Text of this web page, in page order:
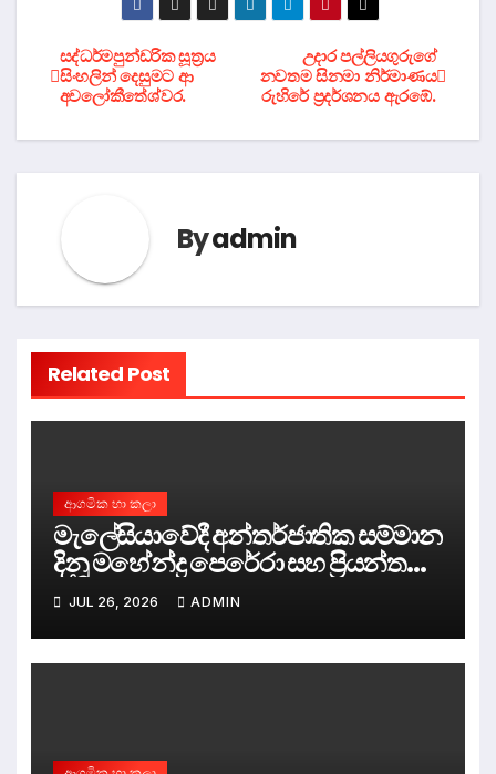
Post
navigation
උදාර පල්ලියගුරුගේ
නවතම සිනමා නිර්මාණය
රුහිරේ ප්‍රදර්ශනය ඇරඹේ.
සද්ධර්මපුන්ඩරික සූත්‍රය
සිංහලින් දෙසුමට ආ
අවලෝකීතේශ්වර.
Byadmin
Related Post
ආගමික හා කලා
මැලේසියාවේදී අන්තර්ජාතික සම්මාන
දිනූ මහේන්ද්‍ර පෙරේරා සහ ප්‍රියන්ත
සිරිකුමාර මෙරටට පැමිනෙයි.
JUL 26, 2026 ADMIN